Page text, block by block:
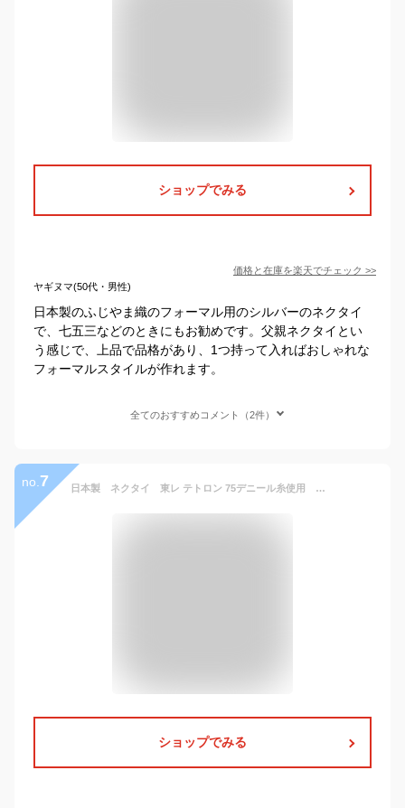
ショップでみる
価格と在庫を楽天でチェック >>
ヤギヌマ(50代・男性)
日本製のふじやま織のフォーマル用のシルバーのネクタイ
で、七五三などのときにもお勧めです。父親ネクタイとい
う感じで、上品で品格があり、1つ持って入ればおしゃれな
フォーマルスタイルが作れます。
全てのおすすめコメント（2件）
no. 7 日本製 ネクタイ 東レ テトロン 75デニール糸使用 シルバー 甲州織 洗濯機OK メール便OK NT75-SV
ショップでみる